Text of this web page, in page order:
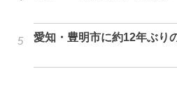
愛知・豊明市に約12年ぶり